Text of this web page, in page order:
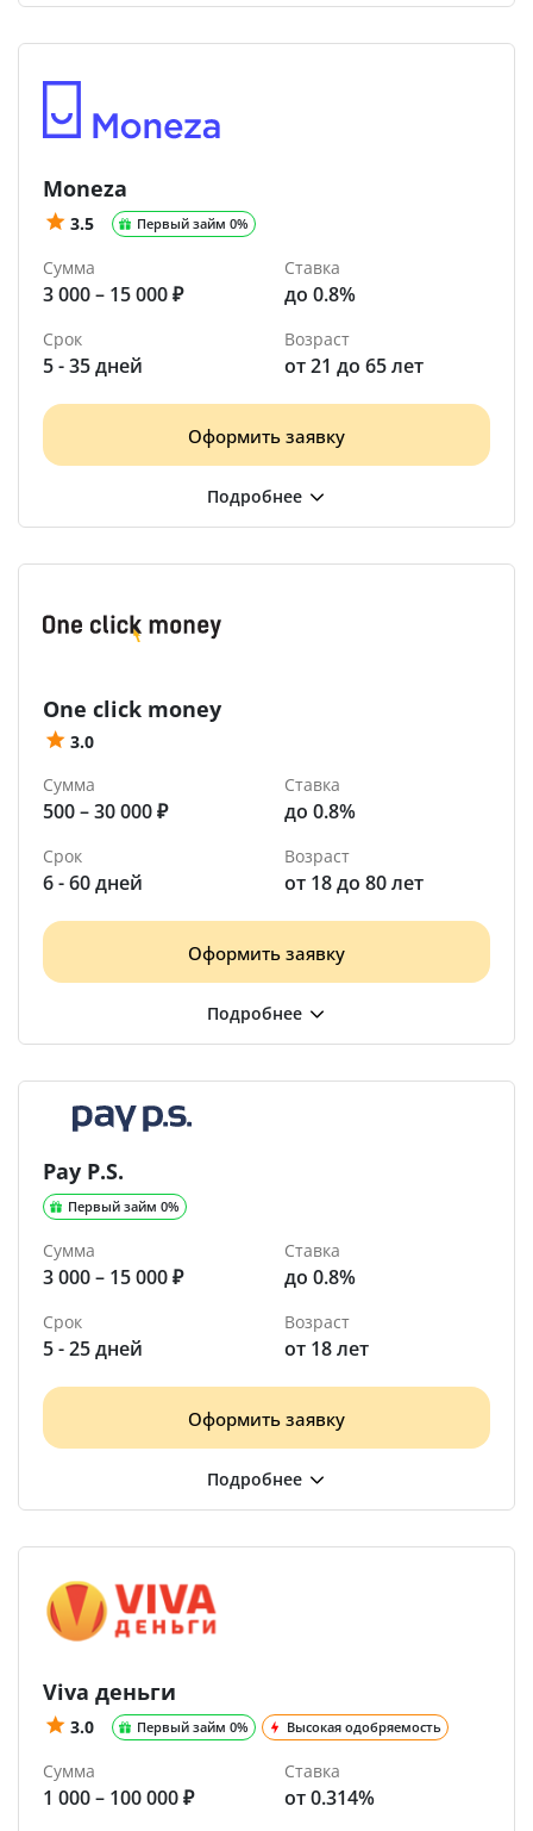
Moneza
3.5 Первый займ 0%
Сумма
3 000 – 15 000 ₽
Ставка
до 0.8%
Срок
5 - 35 дней
Возраст
от 21 до 65 лет
Оформить заявку
One click money
3.0
Сумма
500 – 30 000 ₽
Ставка
до 0.8%
Срок
6 - 60 дней
Возраст
от 18 до 80 лет
Оформить заявку
Pay P.S.
Первый займ 0%
Сумма
3 000 – 15 000 ₽
Ставка
до 0.8%
Срок
5 - 25 дней
Возраст
от 18 лет
Оформить заявку
Viva деньги
3.0 Первый займ 0% Высокая одобряемость
Сумма
1 000 – 100 000 ₽
Ставка
от 0.314%